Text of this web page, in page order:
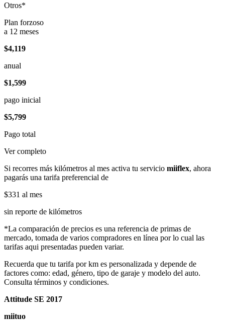
Otros*
Plan forzoso
a 12 meses
$4,119
anual
$1,599
pago inicial
$5,799
Pago total
Ver completo
Si recorres más kilómetros al mes activa tu servicio miiflex, ahora
pagarás una tarifa preferencial de
$331 al mes
sin reporte de kilómetros
*La comparación de precios es una referencia de primas de
mercado, tomada de varios compradores en línea por lo cual las
tarifas aqui presentadas pueden variar.
Recuerda que tu tarifa por km es personalizada y depende de
factores como: edad, género, tipo de garaje y modelo del auto.
Consulta términos y condiciones.
Attitude SE 2017
miituo